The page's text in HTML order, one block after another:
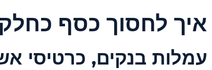
איך לחסוך כסף
עמלות בנקים, כרטיסי